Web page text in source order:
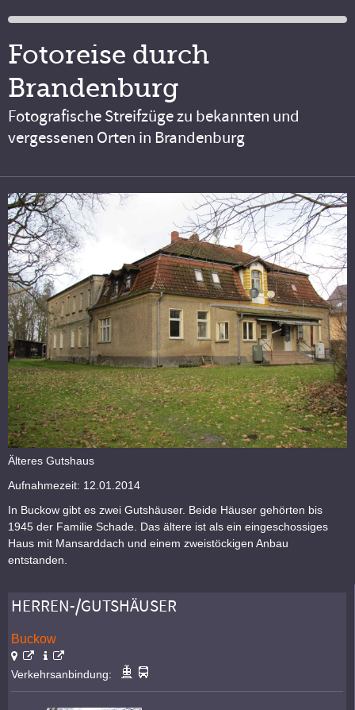
Fotoreise durch
Brandenburg
Fotografische Streifzüge zu bekannten und
vergessenen Orten in Brandenburg
Älteres Gutshaus
Aufnahmezeit: 12.01.2014
In Buckow gibt es zwei Gutshäuser. Beide Häuser gehörten bis
1945 der Familie Schade. Das ältere ist als ein eingeschossiges
Haus mit Mansarddach und einem zweistöckigen Anbau
entstanden.
HERREN-/GUTSHÄUSER
Buckow
Verkehrsanbindung: